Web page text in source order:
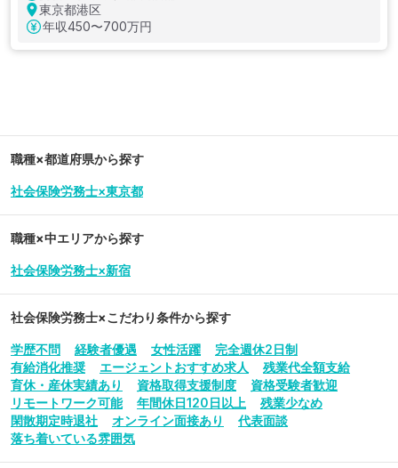
東京都港区
年収450〜700万円
職種×都道府県から探す
社会保険労務士×東京都
職種×中エリアから探す
社会保険労務士×新宿
社会保険労務士×こだわり条件から探す
学歴不問 経験者優遇 女性活躍
完全週休2日制
有給消化推奨
エージェントおすすめ求人
残業代全額支給
育休・産休実績あり
資格取得支援制度
資格受験者歓迎
リモートワーク可能
年間休日120日以上
残業少なめ
閑散期定時退社
オンライン面接あり
代表面談
落ち着いている雰囲気